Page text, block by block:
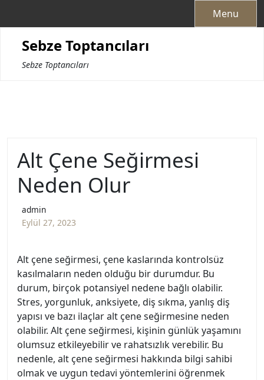
Menu
Sebze Toptancıları
Sebze Toptancıları
Alt Çene Seğirmesi
Neden Olur
admin
Eylül 27, 2023
Alt çene seğirmesi, çene kaslarında kontrolsüz
kasılmaların neden olduğu bir durumdur. Bu
durum, birçok potansiyel nedene bağlı olabilir.
Stres, yorgunluk, anksiyete, diş sıkma, yanlış diş
yapısı ve bazı ilaçlar alt çene seğirmesine neden
olabilir. Alt çene seğirmesi, kişinin günlük yaşamını
olumsuz etkileyebilir ve rahatsızlık verebilir. Bu
nedenle, alt çene seğirmesi hakkında bilgi sahibi
olmak ve uygun tedavi yöntemlerini öğrenmek